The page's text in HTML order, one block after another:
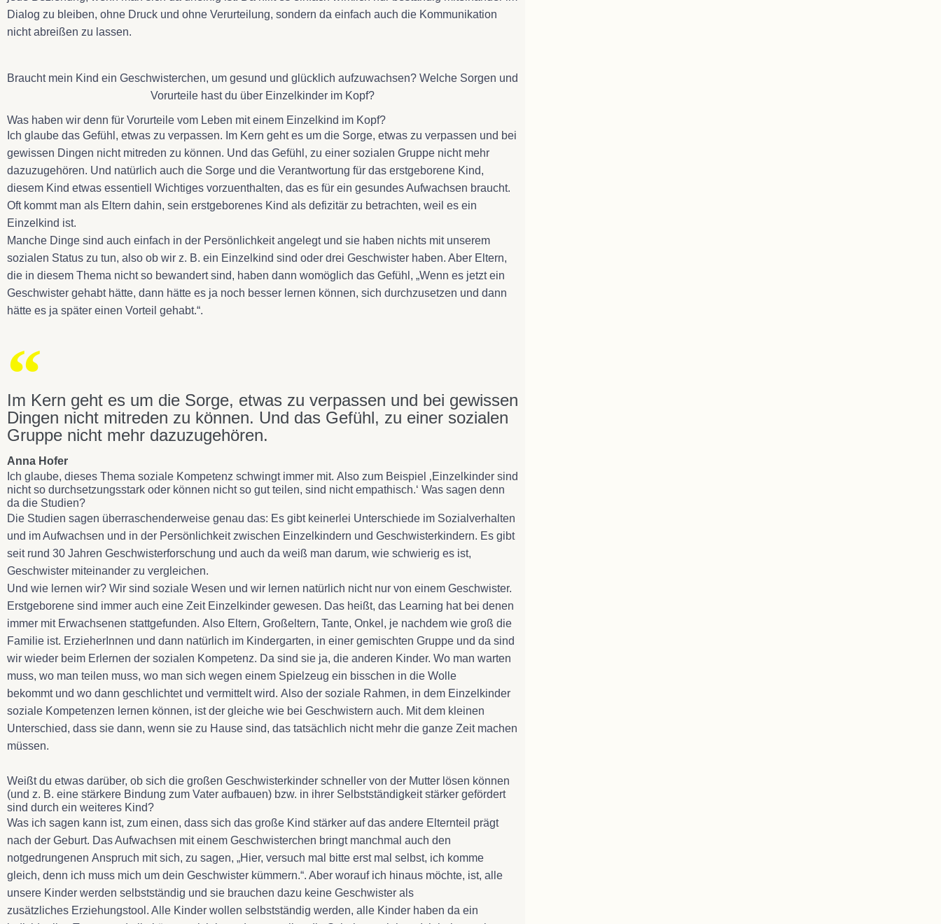
Dialog zu bleiben, ohne Druck und ohne Verurteilung, sondern da einfach auch die Kommunikation
nicht abreißen zu lassen.
Braucht mein Kind ein Geschwisterchen, um gesund und glücklich aufzuwachsen? Welche Sorgen und
Vorurteile hast du über Einzelkinder im Kopf?
Was haben wir denn für Vorurteile vom Leben mit einem Einzelkind im Kopf?
Ich glaube das Gefühl, etwas zu verpassen. Im Kern geht es um die Sorge, etwas zu verpassen und bei
gewissen Dingen nicht mitreden zu können. Und das Gefühl, zu einer sozialen Gruppe nicht mehr
dazuzugehören. Und natürlich auch die Sorge und die Verantwortung für das erstgeborene Kind,
diesem Kind etwas essentiell Wichtiges vorzuenthalten, das es für ein gesundes Aufwachsen braucht.
Oft kommt man als Eltern dahin, sein erstgeborenes Kind als defizitär zu betrachten, weil es ein
Einzelkind ist.
Manche Dinge sind auch einfach in der Persönlichkeit angelegt und sie haben nichts mit unserem
sozialen Status zu tun, also ob wir z. B. ein Einzelkind sind oder drei Geschwister haben. Aber Eltern,
die in diesem Thema nicht so bewandert sind, haben dann womöglich das Gefühl, „Wenn es jetzt ein
Geschwister gehabt hätte, dann hätte es ja noch besser lernen können, sich durchzusetzen und dann
hätte es ja später einen Vorteil gehabt.“.
Im Kern geht es um die Sorge, etwas zu verpassen und bei gewissen
Dingen nicht mitreden zu können. Und das Gefühl, zu einer sozialen
Gruppe nicht mehr dazuzugehören.
Anna Hofer
Ich glaube, dieses Thema soziale Kompetenz schwingt immer mit. Also zum Beispiel ‚Einzelkinder sind
nicht so durchsetzungsstark oder können nicht so gut teilen, sind nicht empathisch.‘ Was sagen denn
da die Studien?
Die Studien sagen überraschenderweise genau das: Es gibt keinerlei Unterschiede im Sozialverhalten
und im Aufwachsen und in der Persönlichkeit zwischen Einzelkindern und Geschwisterkindern. Es gibt
seit rund 30 Jahren Geschwisterforschung und auch da weiß man darum, wie schwierig es ist,
Geschwister miteinander zu vergleichen.
Und wie lernen wir? Wir sind soziale Wesen und wir lernen natürlich nicht nur von einem Geschwister.
Erstgeborene sind immer auch eine Zeit Einzelkinder gewesen. Das heißt, das Learning hat bei denen
immer mit Erwachsenen stattgefunden. Also Eltern, Großeltern, Tante, Onkel, je nachdem wie groß die
Familie ist. ErzieherInnen und dann natürlich im Kindergarten, in einer gemischten Gruppe und da sind
wir wieder beim Erlernen der sozialen Kompetenz. Da sind sie ja, die anderen Kinder. Wo man warten
muss, wo man teilen muss, wo man sich wegen einem Spielzeug ein bisschen in die Wolle
bekommt und wo dann geschlichtet und vermittelt wird. Also der soziale Rahmen, in dem Einzelkinder
soziale Kompetenzen lernen können, ist der gleiche wie bei Geschwistern auch. Mit dem kleinen
Unterschied, dass sie dann, wenn sie zu Hause sind, das tatsächlich nicht mehr die ganze Zeit machen
müssen.
Weißt du etwas darüber, ob sich die großen Geschwisterkinder schneller von der Mutter lösen können
(und z. B. eine stärkere Bindung zum Vater aufbauen) bzw. in ihrer Selbstständigkeit stärker gefördert
sind durch ein weiteres Kind?
Was ich sagen kann ist, zum einen, dass sich das große Kind stärker auf das andere Elternteil prägt
nach der Geburt. Das Aufwachsen mit einem Geschwisterchen bringt manchmal auch den
notgedrungenen Anspruch mit sich, zu sagen, „Hier, versuch mal bitte erst mal selbst, ich komme
gleich, denn ich muss mich um dein Geschwister kümmern.“. Aber worauf ich hinaus möchte, ist, alle
unsere Kinder werden selbstständig und sie brauchen dazu keine Geschwister als
zusätzliches Erziehungstool. Alle Kinder wollen selbstständig werden, alle Kinder haben da ein